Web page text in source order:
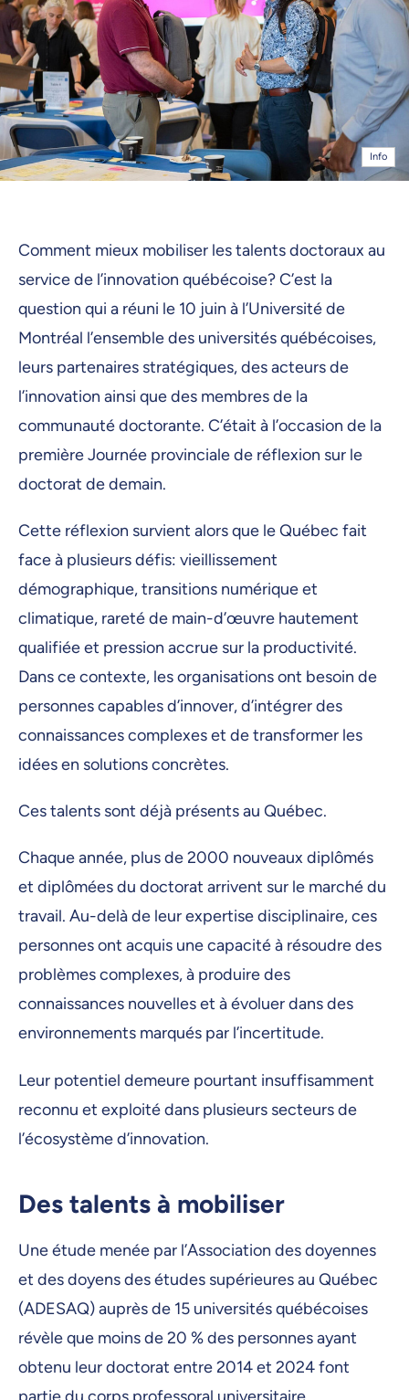
Info
Comment mieux mobiliser les talents doctoraux au
service de l’innovation québécoise? C’est la
question qui a réuni le 10 juin à l’Université de
Montréal l’ensemble des universités québécoises,
leurs partenaires stratégiques, des acteurs de
l’innovation ainsi que des membres de la
communauté doctorante. C’était à l’occasion de la
première Journée provinciale de réflexion sur le
doctorat de demain.
Cette réflexion survient alors que le Québec fait
face à plusieurs défis: vieillissement
démographique, transitions numérique et
climatique, rareté de main-d’œuvre hautement
qualifiée et pression accrue sur la productivité.
Dans ce contexte, les organisations ont besoin de
personnes capables d’innover, d’intégrer des
connaissances complexes et de transformer les
idées en solutions concrètes.
Ces talents sont déjà présents au Québec.
Chaque année, plus de 2000 nouveaux diplômés
et diplômées du doctorat arrivent sur le marché du
travail. Au-delà de leur expertise disciplinaire, ces
personnes ont acquis une capacité à résoudre des
problèmes complexes, à produire des
connaissances nouvelles et à évoluer dans des
environnements marqués par l’incertitude.
Leur potentiel demeure pourtant insuffisamment
reconnu et exploité dans plusieurs secteurs de
l’écosystème d’innovation.
Des talents à mobiliser
Une étude menée par l’Association des doyennes
et des doyens des études supérieures au Québec
(ADESAQ) auprès de 15 universités québécoises
révèle que moins de 20 % des personnes ayant
obtenu leur doctorat entre 2014 et 2024 font